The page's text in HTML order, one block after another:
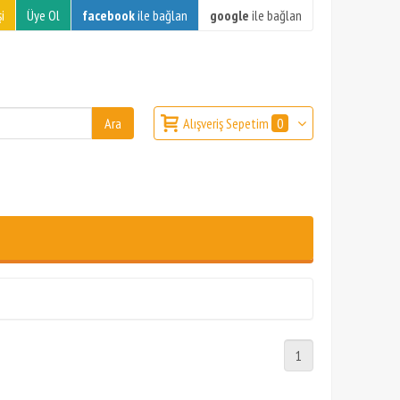
Üye Ol facebookile bağlan google ile bağlan
Alışveriş Sepetim 0
1